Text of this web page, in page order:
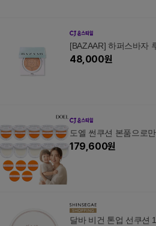
[BAZAAR] 하퍼스바자
48,000원
도엘 썬쿠션 본품으로
179,600원
달바 비건 톤업 선쿠션